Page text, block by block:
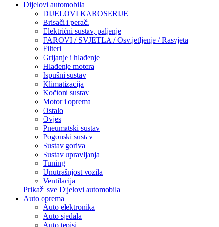
Dijelovi automobila
DIJELOVI KAROSERIJE
Brisači i perači
Električni sustav, paljenje
FAROVI / SVJETLA / Osvijetljenje / Rasvjeta
Filteri
Grijanje i hlađenje
Hlađenje motora
Ispušni sustav
Klimatizacija
Kočioni sustav
Motor i oprema
Ostalo
Ovjes
Pneumatski sustav
Pogonski sustav
Sustav goriva
Sustav upravljanja
Tuning
Unutrašnjost vozila
Ventilacija
Prikaži sve Dijelovi automobila
Auto oprema
Auto elektronika
Auto sjedala
Auto tepisi